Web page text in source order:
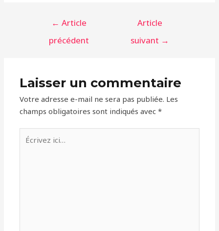
Navigation
l’article
← Article
précédent
Article
suivant →
Laisser un commentaire
Votre adresse e-mail ne sera pas publiée. Les
champs obligatoires sont indiqués avec*
Écrivez
ici…